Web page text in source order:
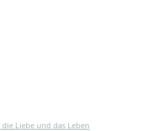
Liebe und das Leben